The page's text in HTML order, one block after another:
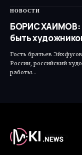
НОВОСТИ
БОРИС ХАИМОВ:
быть
Гость братьев
России, российский
работы…